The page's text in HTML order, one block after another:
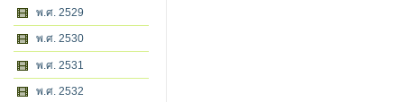
พ.ศ. 2529
พ.ศ. 2530
พ.ศ. 2531
พ.ศ. 2532